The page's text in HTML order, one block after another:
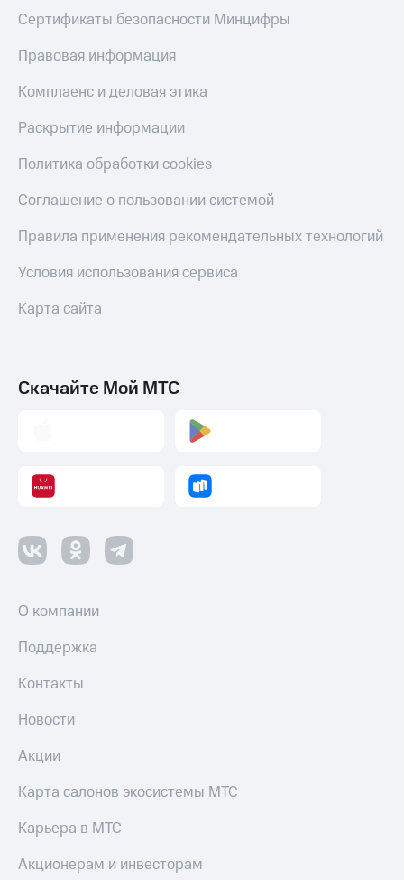
Сертификаты безопасности Минцифры
Правовая информация
Комплаенс и деловая этика
Раскрытие информации
Политика обработки cookies
Соглашение о пользовании системой
Правила применения рекомендательных технологий
Условия использования сервиса
Карта сайта
Скачайте Мой МТС
О компании
Поддержка
Контакты
Новости
Акции
Карта салонов экосистемы МТС
Карьера в МТС
Акционерам и инвесторам